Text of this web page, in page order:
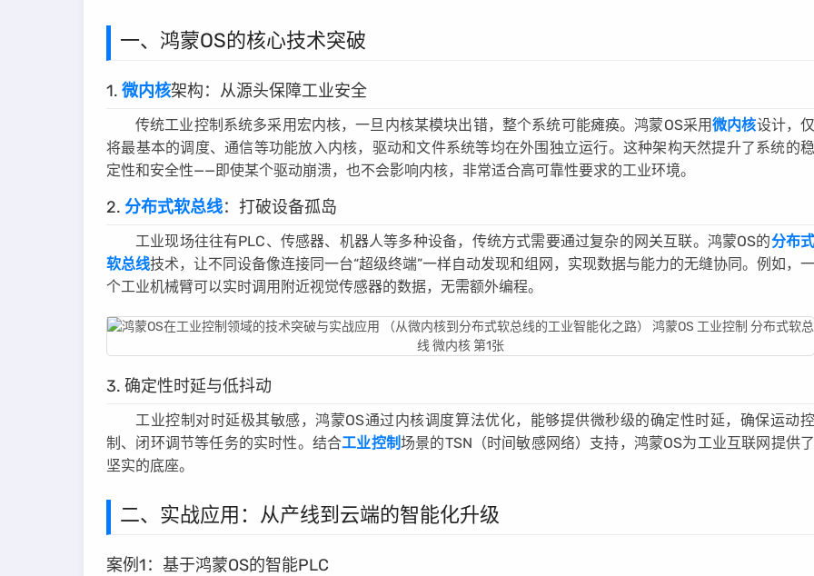
一、鸿蒙OS的核心技术突破
1. 微内核架构：从源头保障工业安全
传统工业控制系统多采用宏内核，一旦内核某模块出错，整个系统可能瘫痪。鸿蒙OS采用微内核设计，仅
将最基本的调度、通信等功能放入内核，驱动和文件系统等均在外围独立运行。这种架构天然提升了系统的稳
定性和安全性——即使某个驱动崩溃，也不会影响内核，非常适合高可靠性要求的工业环境。
2. 分布式软总线：打破设备孤岛
工业现场往往有PLC、传感器、机器人等多种设备，传统方式需要通过复杂的网关互联。鸿蒙OS的分布式
软总线技术，让不同设备像连接同一台“超级终端”一样自动发现和组网，实现数据与能力的无缝协同。例如，一
个工业机械臂可以实时调用附近视觉传感器的数据，无需额外编程。
3. 确定性时延与低抖动
工业控制对时延极其敏感，鸿蒙OS通过内核调度算法优化，能够提供微秒级的确定性时延，确保运动控
制、闭环调节等任务的实时性。结合工业控制场景的TSN（时间敏感网络）支持，鸿蒙OS为工业互联网提供了
坚实的底座。
二、实战应用：从产线到云端的智能化升级
案例1：基于鸿蒙OS的智能PLC